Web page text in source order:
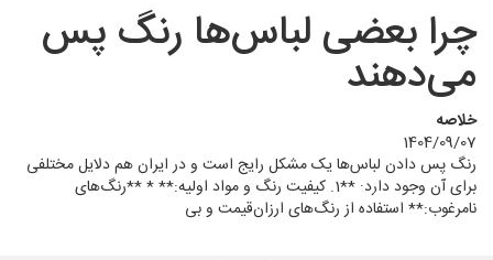
چرا بعضی لباس‌ها رنگ پس
می‌دهند
خلاصه
1404/09/07
رنگ پس دادن لباس‌ها یک مشکل رایج است و در ایران هم دلایل مختلفی
برای آن وجود دارد: **1. کیفیت رنگ و مواد اولیه:** * **رنگ‌های
نامرغوب:** استفاده از رنگ‌های ارزان‌قیمت و بی‌